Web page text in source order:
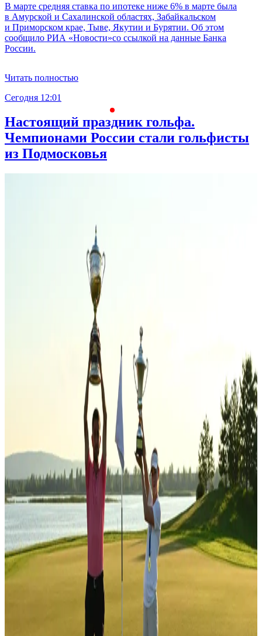
В марте средняя ставка по ипотеке ниже 6% в марте была
в Амурской и Сахалинской областях, Забайкальском
и Приморском крае, Тыве, Якутии и Бурятии. Об этом
сообщило РИА «Новости»со ссылкой на данные Банка
России.
Читать полностью
Сегодня 12:01
Настоящий праздник гольфа.
Чемпионами России стали гольфисты
из Подмосковья